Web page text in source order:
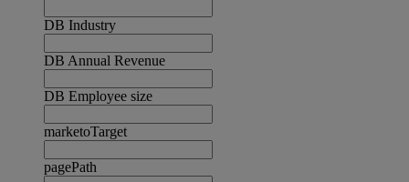
DB Industry
DB Annual Revenue
DB Employee size
marketoTarget
pagePath